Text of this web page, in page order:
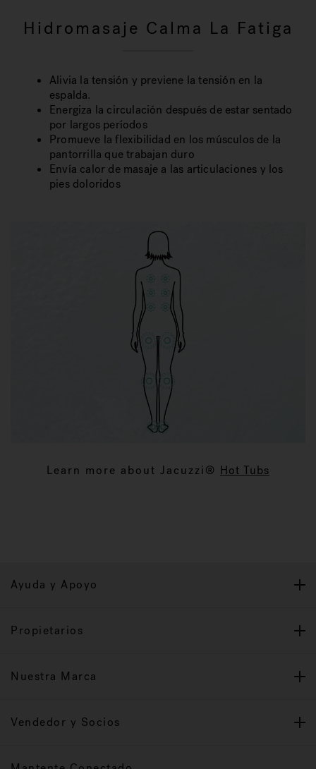
Hidromasaje Calma La Fatiga
Alivia la tensión y previene la tensión en la
espalda.
Energiza la circulación después de estar sentado
por largos períodos
Promueve la flexibilidad en los músculos de la
pantorrilla que trabajan duro
Envía calor de masaje a las articulaciones y los
pies doloridos
Learn more about Jacuzzi® Hot Tubs
Ayuda y Apoyo
Propietarios
Nuestra Marca
Vendedor y Socios